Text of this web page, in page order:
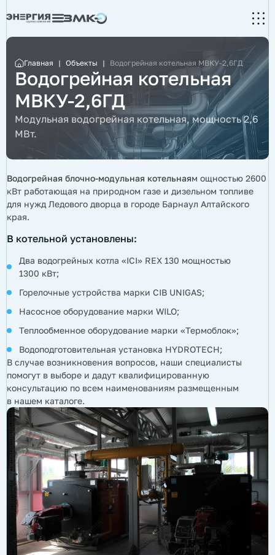
Главная | Объекты | Водогрейная котельная МВКУ-2,6ГД
Водогрейная котельная
МВКУ-2,6ГД
Модульная водогрейная котельная, мощность 2,6
МВт.
Водогрейная блочно-модульная котельнаям ощностью 2600
кВт работающая на природном газе и дизельном топливе
для нужд Ледового дворца в городе Барнаул Алтайского
края.
В котельной установлены:
Два водогрейных котла «ICI» REX 130 мощностью
1300 кВт;
Горелочные устройства марки CIB UNIGAS;
Насосное оборудование марки WILO;
Теплообменное оборудование марки «Термоблок»;
Водоподготовительная установка HYDROTECH;
В случае возникновения вопросов, наши специалисты
помогут в выборе и дадут квалифицированную
консультацию по всем наименованиям размещенным
в нашем каталоге.